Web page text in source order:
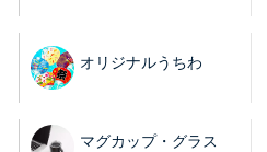
オリジナルうちわ
マグカップ・グラス